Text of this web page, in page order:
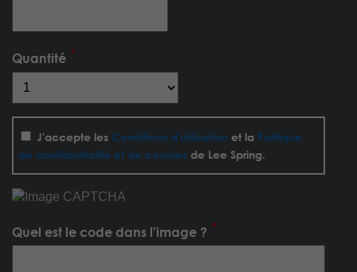
Quantité
J'accepte les Conditions d'utilisationet la Politique
de confidentialité et de cookies de Lee Spring.
Quel est le code dans l'image ?